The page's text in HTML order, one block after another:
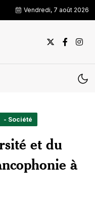
Vendredi, 7 août 2026
- Société
et du
à